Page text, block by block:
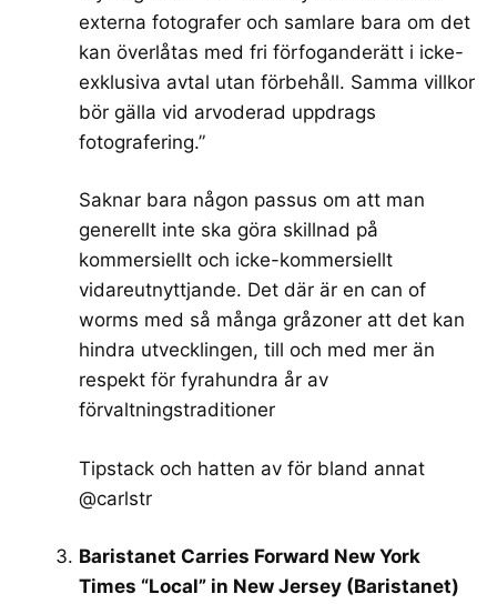
externa fotografer och samlare bara om det
kan överlåtas med fri förfoganderätt i icke-
exklusiva avtal utan förbehåll. Samma villkor
bör gälla vid arvoderad uppdrags
fotografering.”
Saknar bara någon passus om att man
generellt inte ska göra skillnad på
kommersiellt och icke-kommersiellt
vidareutnyttjande. Det där är en can of
worms med så många gråzoner att det kan
hindra utvecklingen, till och med mer än
respekt för fyrahundra år av
förvaltningstraditioner
Tipstack och hatten av för bland annat
@carlstr
Baristanet Carries Forward New York
Times “Local” in New Jersey (Baristanet)